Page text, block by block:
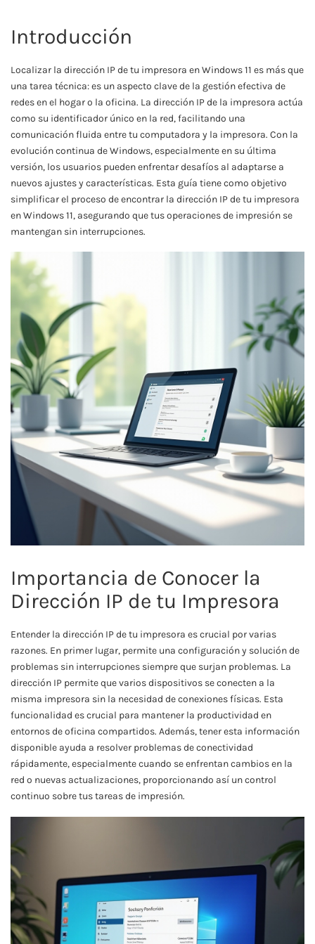
Introducción
Localizar la dirección IP de tu impresora en Windows 11 es más que
una tarea técnica: es un aspecto clave de la gestión efectiva de
redes en el hogar o la oficina. La dirección IP de la impresora actúa
como su identificador único en la red, facilitando una
comunicación fluida entre tu computadora y la impresora. Con la
evolución continua de Windows, especialmente en su última
versión, los usuarios pueden enfrentar desafíos al adaptarse a
nuevos ajustes y características. Esta guía tiene como objetivo
simplificar el proceso de encontrar la dirección IP de tu impresora
en Windows 11, asegurando que tus operaciones de impresión se
mantengan sin interrupciones.
Importancia de Conocer la
Dirección IP de tu Impresora
Entender la dirección IP de tu impresora es crucial por varias
razones. En primer lugar, permite una configuración y solución de
problemas sin interrupciones siempre que surjan problemas. La
dirección IP permite que varios dispositivos se conecten a la
misma impresora sin la necesidad de conexiones físicas. Esta
funcionalidad es crucial para mantener la productividad en
entornos de oficina compartidos. Además, tener esta información
disponible ayuda a resolver problemas de conectividad
rápidamente, especialmente cuando se enfrentan cambios en la
red o nuevas actualizaciones, proporcionando así un control
continuo sobre tus tareas de impresión.